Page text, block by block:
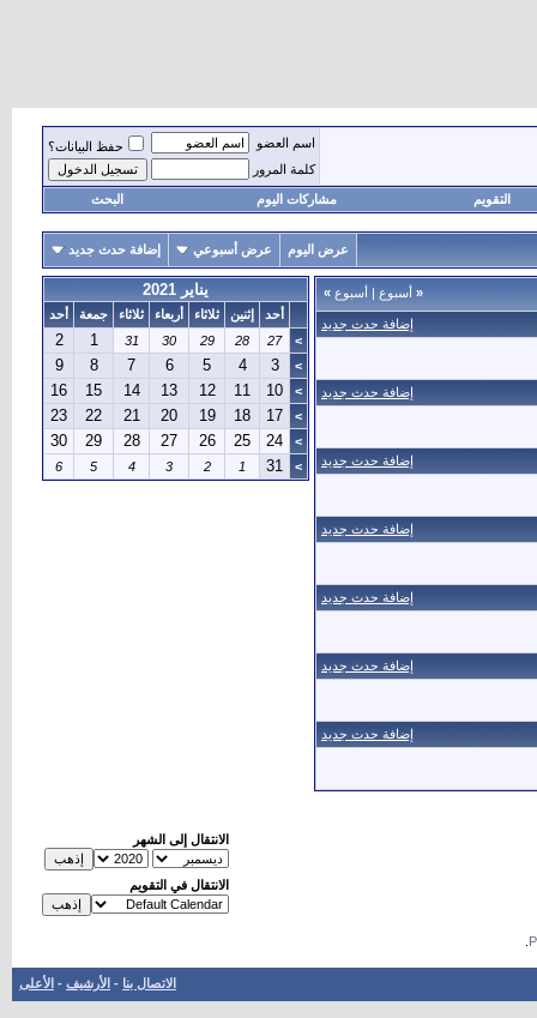
اسم العضو
حفظ البيانات؟
كلمة المرور
التقويم مشاركات اليوم البحث
عرض اليوم عرض أسبوعي إضافة حدث جديد
« أسبوع | أسبوع »
إضافة حدث جديد
إضافة حدث جديد
إضافة حدث جديد
إضافة حدث جديد
إضافة حدث جديد
إضافة حدث جديد
إضافة حدث جديد
يناير 2021
أحد إثنين ثلاثاء أربعاء ثلاثاء جمعة
أحد
>
27
28
29
30
31
1
2
>
3
4
5
6
7
8
9
>
10
11
12
13
14
15
16
>
17
18
19
20
21
22
23
>
24
25
26
27
28
29
30
>
31
1
2
3
4
5
6
الانتقال إلى الشهر
الانتقال في التقويم
الاتصال بنا - الأرشيف - الأعلى